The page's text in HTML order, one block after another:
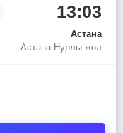
13:03
Астана
Астана-Нурлы жол